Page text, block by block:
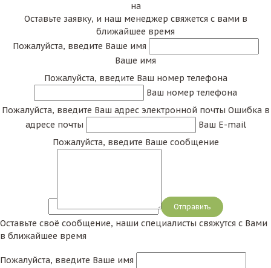
на
Оставьте заявку, и наш менеджер свяжется с вами в
ближайшее время
Пожалуйста, введите Ваше имя
Ваше имя
Пожалуйста, введите Ваш номер телефона
Ваш номер телефона
Пожалуйста, введите Ваш адрес электронной почты Ошибка в
адресе почты
Ваш E-mail
Пожалуйста, введите Ваше сообщение
Сообщение
Оставьте своё сообщение, наши специалисты свяжутся с Вами
в ближайшее время
Пожалуйста, введите Ваше имя